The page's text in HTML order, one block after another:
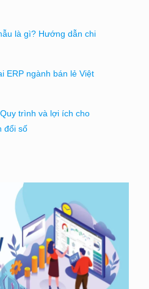
là gì? Hướng dẫn chi
ERP ngành bán lẻ Việt
trình và lợi ích cho
đổi số